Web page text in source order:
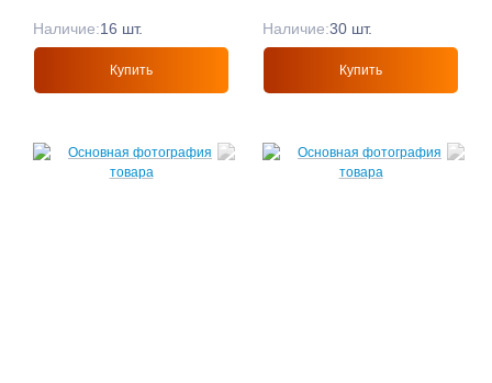
Наличие:16 шт.
Купить
Наличие:30 шт.
Купить